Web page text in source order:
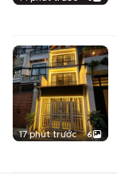
17 phút trước 6